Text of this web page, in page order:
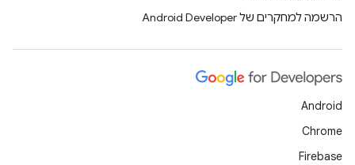
הרשמה למחקרים של Android Developer
Android
Chrome
Firebase